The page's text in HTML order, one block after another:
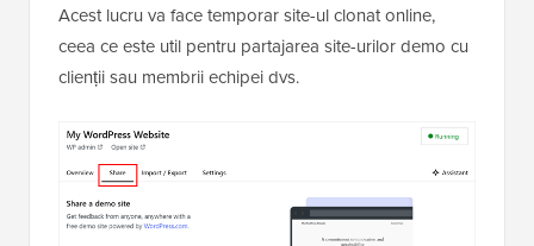
Acest lucru va face temporar site-ul clonat online,
ceea ce este util pentru partajarea site-urilor demo cu
clienții sau membrii echipei dvs.